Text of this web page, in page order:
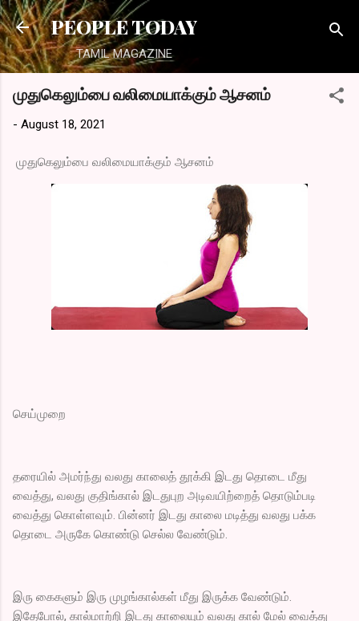
Skip to main content
PEOPLE TODAY
TAMIL MAGAZINE
முதுகெலும்பை வலிமையாக்கும் ஆசனம்
- August 18, 2021
முதுகெலும்பை வலிமையாக்கும் ஆசனம்
செய்முறை
தரையில் அமர்ந்து வலது காலைத் தூக்கி இடது தொடை மீது
வைத்து, வலது குதிங்கால் இடதுபுற அடிவயிற்றைத் தொடும்படி
வைத்து கொள்ளவும். பின்னர் இடது காலை மடித்து வலது பக்க
தொடை அருகே கொண்டு செல்ல வேண்டும்.
இரு கைகளும் இரு முழங்கால்கள் மீது இருக்க வேண்டும்.
இதேபோல், கால்மாற்றி இடது காலையும் வலது கால் மேல் வைத்து